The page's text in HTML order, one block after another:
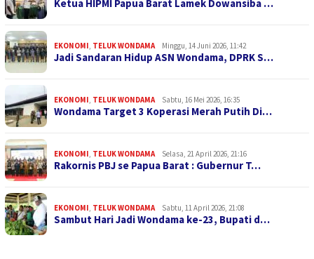
Ketua HIPMI Papua Barat Lamek Dowansiba …
EKONOMI TELUK WONDAMA Minggu, 14 Juni 2026, 11:42
Jadi Sandaran Hidup ASN Wondama, DPRK S…
EKONOMI TELUK WONDAMA Sabtu, 16 Mei 2026, 16:35
Wondama Target 3 Koperasi Merah Putih Di…
EKONOMI TELUK WONDAMA Selasa, 21 April 2026, 21:16
Rakornis PBJ se Papua Barat : Gubernur T…
EKONOMI TELUK WONDAMA Sabtu, 11 April 2026, 21:08
Sambut Hari Jadi Wondama ke-23, Bupati d…